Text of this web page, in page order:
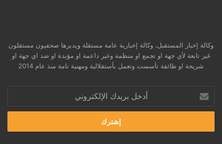
وكالة إخبار المستقبل، وكالة إخبارية عامة مستقلة ويديرها صحفيون مستقلون
غير تابعة لأي جهة او تجمع او منظمة وغير داعمة او مؤيدة او ضد اي جهة او
شريحة او طائفة تأسست وتعمل بأستقلالية ومهنية تامة منذ عام 2014
بريدك
الإلكتروني